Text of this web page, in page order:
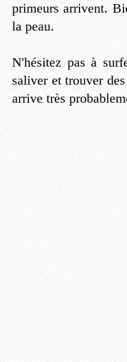
primeurs arrivent.
la peau.
N'hésitez pas à
saliver et trouver
arrive très